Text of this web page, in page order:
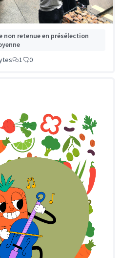
non retenue en présélection
1 0